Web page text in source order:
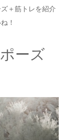
＋筋トレを紹介
！
ーズ